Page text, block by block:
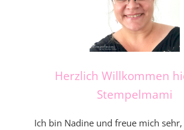
Herzlich Willkommen
Stempelmami
Ich bin Nadine und freue mich